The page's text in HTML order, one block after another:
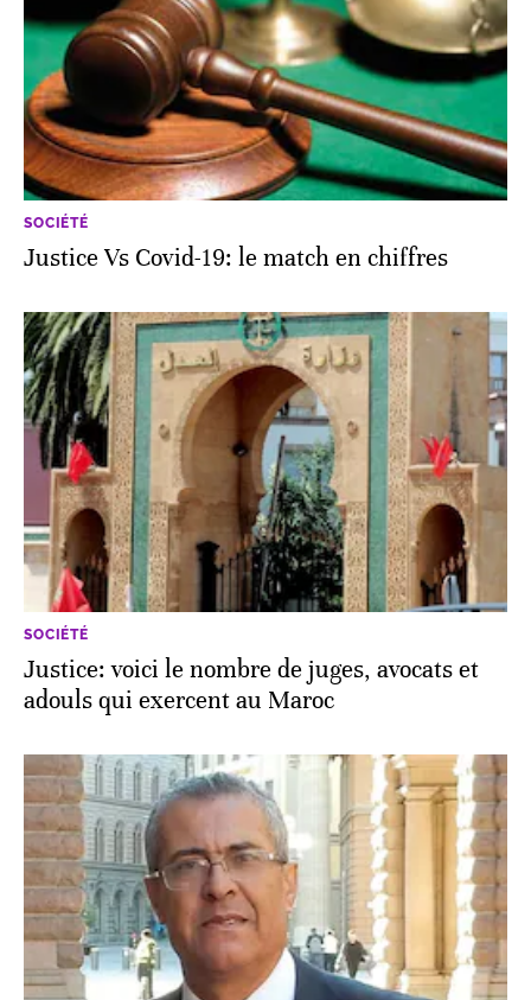
SOCIÉTÉ
Justice Vs Covid-19: le match en chiffres
SOCIÉTÉ
Justice: voici le nombre de juges, avocats et
adouls qui exercent au Maroc